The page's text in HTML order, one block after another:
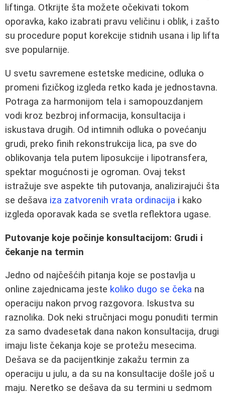
liftinga. Otkrijte šta možete očekivati tokom
oporavka, kako izabrati pravu veličinu i oblik, i zašto
su procedure poput korekcije stidnih usana i lip lifta
sve popularnije.
U svetu savremene estetske medicine, odluka o
promeni fizičkog izgleda retko kada je jednostavna.
Potraga za harmonijom tela i samopouzdanjem
vodi kroz bezbroj informacija, konsultacija i
iskustava drugih. Od intimnih odluka o povećanju
grudi, preko finih rekonstrukcija lica, pa sve do
oblikovanja tela putem liposukcije i lipotransfera,
spektar mogućnosti je ogroman. Ovaj tekst
istražuje sve aspekte tih putovanja, analizirajući šta
se dešava iza zatvorenih vrata ordinacija i kako
izgleda oporavak kada se svetla reflektora ugase.
Putovanje koje počinje konsultacijom: Grudi i
čekanje na termin
Jedno od najčešćih pitanja koje se postavlja u
online zajednicama jeste koliko dugo se čeka na
operaciju nakon prvog razgovora. Iskustva su
raznolika. Dok neki stručnjaci mogu ponuditi termin
za samo dvadesetak dana nakon konsultacija, drugi
imaju liste čekanja koje se protežu mesecima.
Dešava se da pacijentkinje zakažu termin za
operaciju u julu, a da su na konsultacije došle još u
maju. Neretko se dešava da su termini u sedmom